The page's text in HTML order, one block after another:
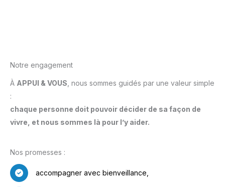
Notre engagement
À APPUI & VOUS , nous sommes guidés par une valeur simple
:
chaque personne doit pouvoir décider de sa façon de
vivre, et nous sommes là pour l’y aider.
Nos promesses :
accompagner avec bienveillance,